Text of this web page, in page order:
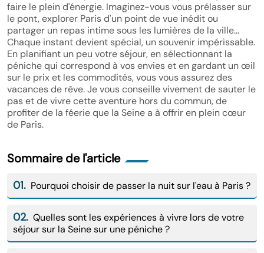
faire le plein d'énergie. Imaginez-vous vous prélasser sur
le pont, explorer Paris d'un point de vue inédit ou
partager un repas intime sous les lumières de la ville…
Chaque instant devient spécial, un souvenir impérissable.
En planifiant un peu votre séjour, en sélectionnant la
péniche qui correspond à vos envies et en gardant un œil
sur le prix et les commodités, vous vous assurez des
vacances de rêve. Je vous conseille vivement de sauter le
pas et de vivre cette aventure hors du commun, de
profiter de la féerie que la Seine a à offrir en plein cœur
de Paris.
Sommaire de l'article
01. Pourquoi choisir de passer la nuit sur l'eau à Paris ?
02. Quelles sont les expériences à vivre lors de votre
séjour sur la Seine sur une péniche ?